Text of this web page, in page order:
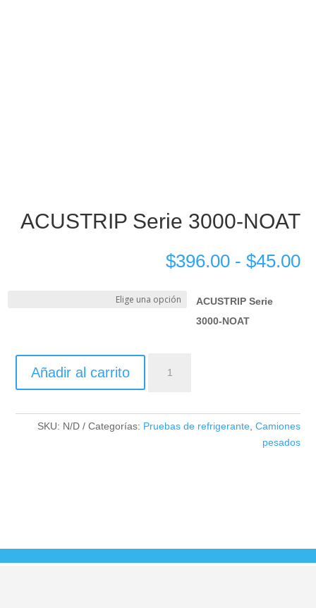
ACUSTRIP Serie 3000-NOAT
$45.00
-
$396.00
ACUSTRIP Serie
3000-NOAT
ACUSTRIP
3000-
cantidad
Añadir al carrito
SKU: N/D Categorías: Pruebas de refrigerante, Camiones
pesados